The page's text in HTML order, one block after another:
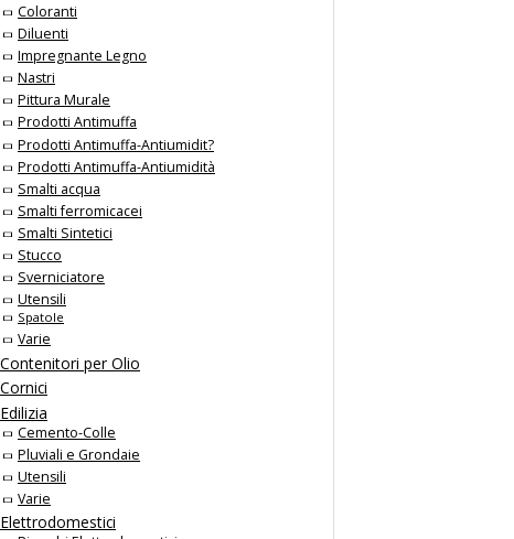
Coloranti
Diluenti
Impregnante Legno
Nastri
Pittura Murale
Prodotti Antimuffa
Prodotti Antimuffa-Antiumidit?
Prodotti Antimuffa-Antiumidità
Smalti acqua
Smalti ferromicacei
Smalti Sintetici
Stucco
Sverniciatore
Utensili
Spatole
Varie
Contenitori per Olio
Cornici
Edilizia
Cemento-Colle
Pluviali e Grondaie
Utensili
Varie
Elettrodomestici